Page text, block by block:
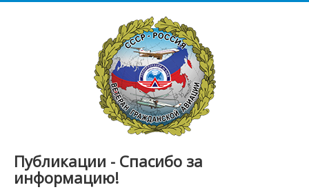
Публикации - Спасибо за
информацию!